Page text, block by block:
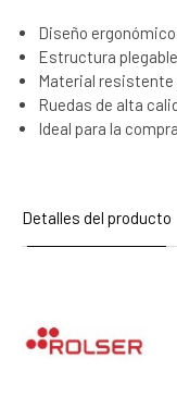
Diseño ergonómico
Estructura
Material resistente
Ruedas de alta
Ideal para la
Detalles del producto